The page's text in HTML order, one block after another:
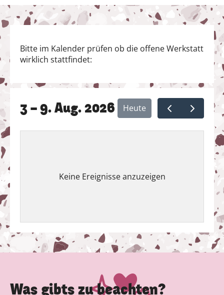
Bitte im Kalender prüfen ob die offene Werkstatt
wirklich stattfindet:
3 – 9. Aug. 2026 Heute
Keine Ereignisse anzuzeigen
Was gibts zu beachten?